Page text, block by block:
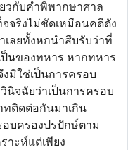
วกับคำพิพากษาศาล
จริงไม่ชัดเหมือนคดีดัง
ลยทั้งหกนำสืบรับว่าที่
ป็นของทหาร หากทหาร
มิใช่เป็นการครอบ
นิจฉัยว่าเป็นการครอบ
ติดต่อกันมาเกิน
บครองปรปักษ์ตาม
าะห์แต่เพียง